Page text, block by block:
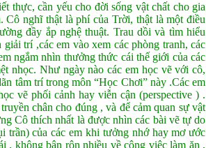
thực, cần yếu cho đời sống vật chất cho gia
Cô nghĩ thật là phí của Trời, thật là một điều
đầy ắp nghệ thuật. Trau dồi và tìm hiểu
trí ,các em vào xem các phòng tranh, các
ngắm nhìn thưởng thức cái thế giới của các
nhọc. Như ngày nào các em học vẽ với cô,
tâm trí trong môn “Học Chơi” này .Các em
vẽ phối cảnh hay viễn cận (perspective ) .
chân cho đúng , và để cảm quan sự vật
Cô thích nhất là được nhìn các bài vẽ tự do
trần) của các em khi tưởng nhớ hay mơ ước
, không bận rộn nhiều về công việc làm ăn ,